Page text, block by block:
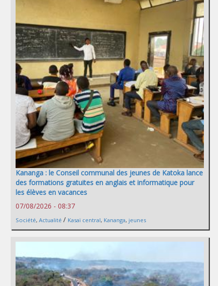
Kananga : le Conseil communal des jeunes de Katoka lance
des formations gratuites en anglais et informatique pour
les élèves en vacances
07/08/2026 - 08:37
Société, Actualité / Kasaï central, Kananga, jeunes